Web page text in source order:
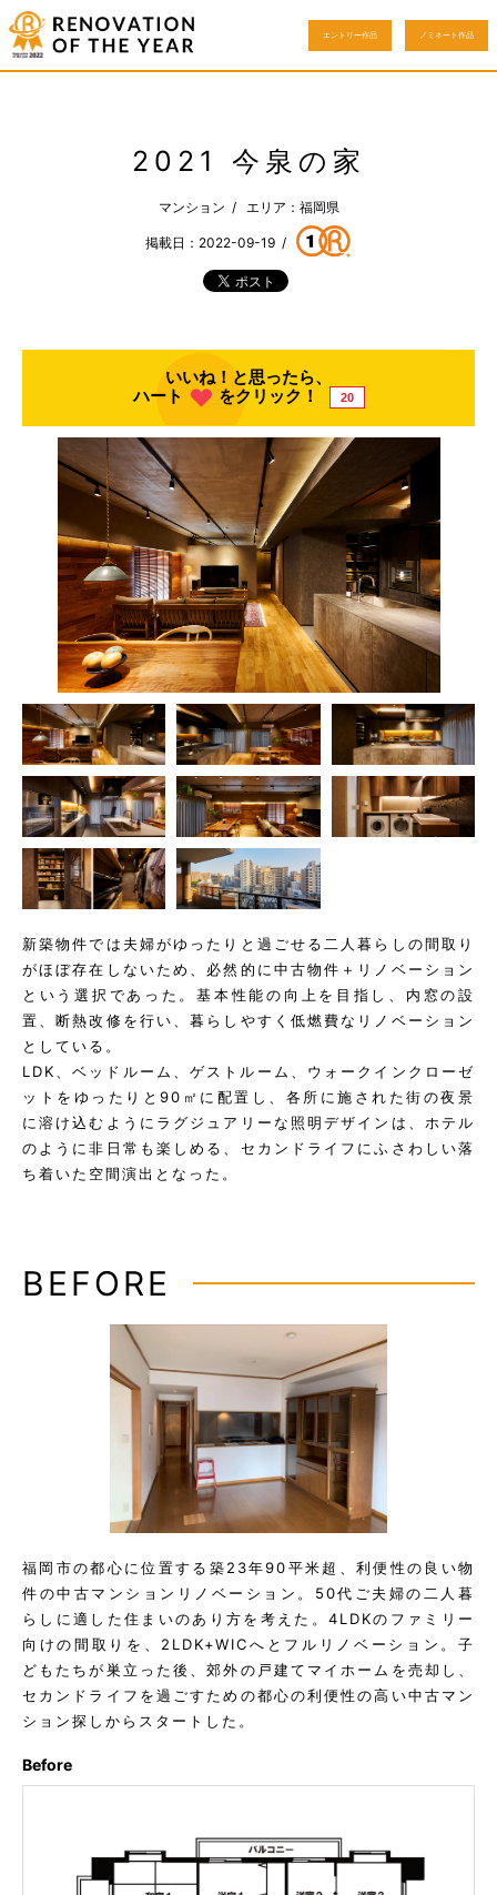
エントリー作品 ノミネート作品
2021 今泉の家
マンション / エリア：福岡県
掲載日：2022-09-19 /
いいね！と思ったら、
ハート
をクリック！ 20
新築物件では夫婦がゆったりと過ごせる二人暮らしの間取り
がほぼ存在しないため、必然的に中古物件＋リノベーション
という選択であった。基本性能の向上を目指し、内窓の設
置、断熱改修を行い、暮らしやすく低燃費なリノベーション
としている。
LDK、ベッドルーム、ゲストルーム、ウォークインクローゼ
ットをゆったりと90㎡に配置し、各所に施された街の夜景
に溶け込むようにラグジュアリーな照明デザインは、ホテル
のように非日常も楽しめる、セカンドライフにふさわしい落
ち着いた空間演出となった。
BEFORE
福岡市の都心に位置する築23年90平米超、利便性の良い物
件の中古マンションリノベーション。50代ご夫婦の二人暮
らしに適した住まいのあり方を考えた。4LDKのファミリー
向けの間取りを、2LDK+WICへとフルリノベーション。子
どもたちが巣立った後、郊外の戸建てマイホームを売却し、
セカンドライフを過ごすための都心の利便性の高い中古マン
ション探しからスタートした。
Before